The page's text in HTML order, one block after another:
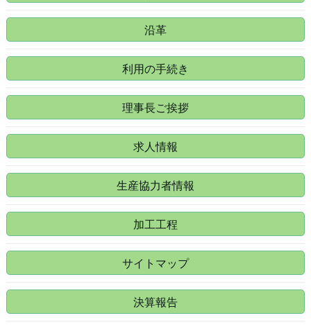
沿革
利用の手続き
理事長ご挨拶
求人情報
生産協力者情報
加工工程
サイトマップ
決算報告